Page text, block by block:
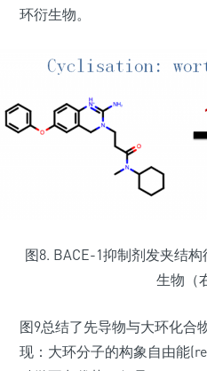
环衍生物。
图8. BACE-1抑制剂发夹结
生物（
图9总结了先导物与大环化合
现：大环分子的构象自由能